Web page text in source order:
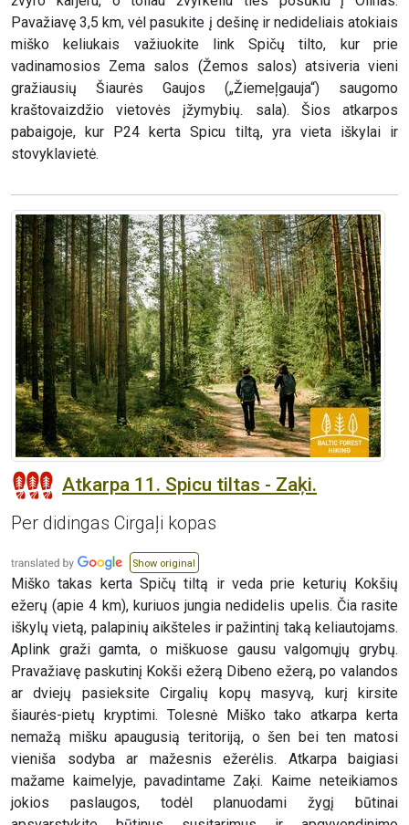
Pavažiavę 3,5 km, vėl pasukite į dešinę ir nedideliais atokiais
miško keliukais važiuokite link Spičų tilto, kur prie
vadinamosios Zema salos (Žemos salos) atsiveria vieni
gražiausių Šiaurės Gaujos („Žiemeļgauja“) saugomo
kraštovaizdžio vietovės įžymybių. sala). Šios atkarpos
pabaigoje, kur P24 kerta Spicu tiltą, yra vieta iškylai ir
stovyklavietė.
Atkarpa 11. Spicu tiltas - Zaķi.
Per didingas Cirgaļi kopas
Show original
Miško takas kerta Spičų tiltą ir veda prie keturių Kokšių
ežerų (apie 4 km), kuriuos jungia nedidelis upelis. Čia rasite
iškylų vietą, palapinių aikšteles ir pažintinį taką keliautojams.
Aplink graži gamta, o miškuose gausu valgomųjų grybų.
Pravažiavę paskutinį Kokši ežerą Dibeno ežerą, po valandos
ar dviejų pasieksite Cirgalių kopų masyvą, kurį kirsite
šiaurės-pietų kryptimi. Tolesnė Miško tako atkarpa kerta
nemažą mišku apaugusią teritoriją, o šen bei ten matosi
vieniša sodyba ar mažesnis ežerėlis. Atkarpa baigiasi
mažame kaimelyje, pavadintame Zaķi. Kaime neteikiamos
jokios paslaugos, todėl planuodami žygį būtinai